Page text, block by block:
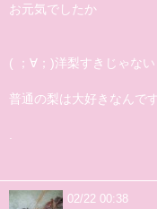
お元気でしたか
( ；∀；)洋梨すきじゃない
普通の梨は大好きなんで
02/22 00:38